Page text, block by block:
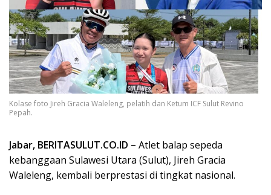
Kolase foto Jireh Gracia Waleleng, pelatih dan Ketum ICF Sulut Revino
Pepah.
Jabar, BERITASULUT.CO.ID – Atlet balap sepeda
kebanggaan Sulawesi Utara (Sulut), Jireh Gracia
Waleleng, kembali berprestasi di tingkat nasional.